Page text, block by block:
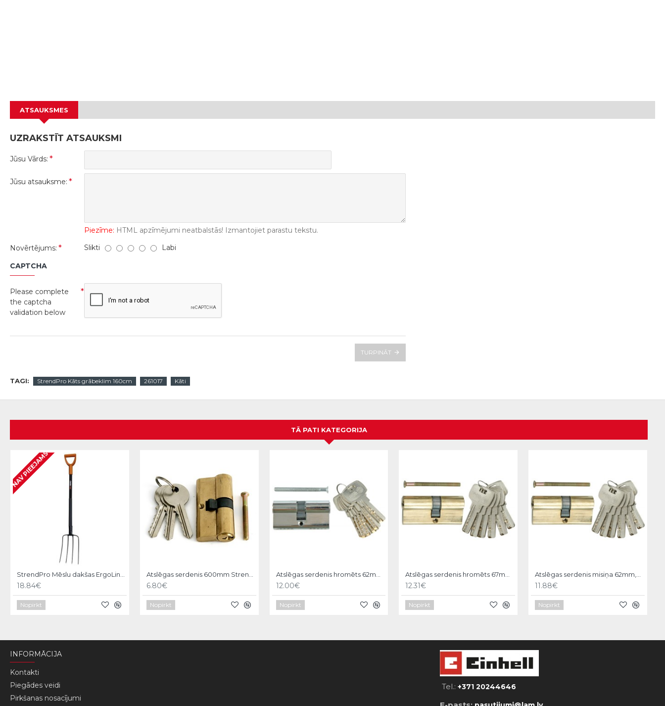
ATSAUKSMES
UZRAKSTĪT ATSAUKSMI
Jūsu Vārds:
Jūsu atsauksme:
Piezīme: HTML apzīmējumi neatbalstās! Izmantojiet parastu tekstu.
Novērtējums:
Slikti Labi
CAPTCHA
Please complete
the captcha
validation below
TURPINĀT
TAGI: StrendPro Kāts grābeklim 160cm 261017 Kāti
TĀ PATI KATEGORIJA
NAV PIEEJAMS
18.84€
Nopirkt
6.80€
Nopirkt
12.00€
Nopirkt
12.31€
Nopirkt
11.88€
Nopirkt
INFORMĀCIJA
Kontakti
Piegādes veidi
Pirkšanas nosacījumi
Tel.:+371 20244646